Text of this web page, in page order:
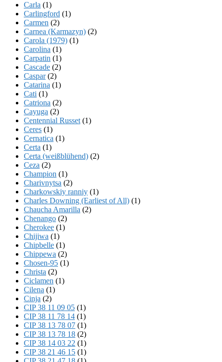
Carla (1)
Carlingford (1)
Carmen (2)
Carnea (Karmazyn) (2)
Carola (1979) (1)
Carolina (1)
Carpatin (1)
Cascade (2)
Caspar(2)
Catarina (1)
Cati (1)
Catriona (2)
Cayuga (2)
Centennial Russet (1)
Ceres (1)
Cernatica (1)
Certa (1)
Certa (weißblühend) (2)
Ceza (2)
Champion (1)
Charivnytsa (2)
Charkowskiy ranniy (1)
Charles Downing (Earliest of All) (1)
Chaucha Amarilla (2)
Chenango (2)
Cherokee (1)
Chijiwa (1)
Chipbelle (1)
Chippewa (2)
Chosen-95 (1)
Christa (2)
Ciclamen (1)
Cilena (1)
Cinja (2)
CIP 38 11 09 05 (1)
CIP 38 11 78 14 (1)
CIP 38 13 78 07 (1)
CIP 38 13 78 18 (2)
CIP 38 14 03 22 (1)
CIP 38 21 46 15 (1)